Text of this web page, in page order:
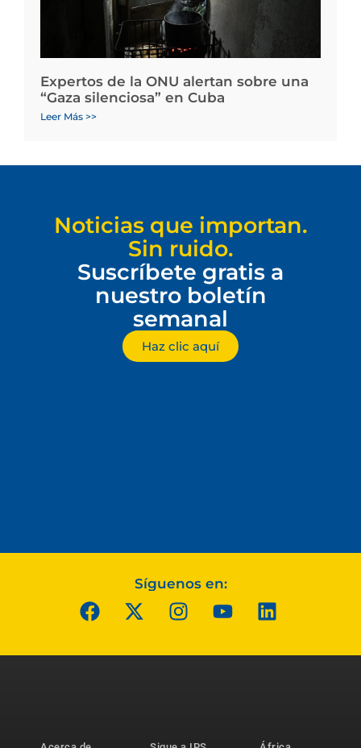
Expertos de la ONU alertan sobre una
“Gaza silenciosa” en Cuba
Leer Más >>
Noticias que importan.
Sin ruido.
Suscríbete gratis a
nuestro boletín
semanal
Haz clic aquí
Síguenos en: